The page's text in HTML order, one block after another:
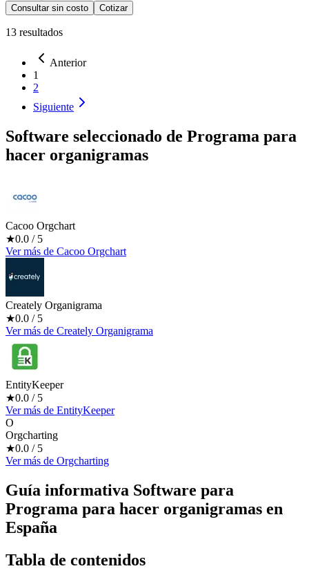
Consultar sin costo Cotizar
13 resultados
Anterior
1
2
Siguiente
Software seleccionado de Programa para
hacer organigramas
Cacoo Orgchart
★0.0 / 5
Ver más de Cacoo Orgchart
Creately Organigrama
★0.0 / 5
Ver más de Creately Organigrama
EntityKeeper
★0.0 / 5
Ver más de EntityKeeper
O
Orgcharting
★0.0 / 5
Ver más de Orgcharting
Guía informativa Software para
Programa para hacer organigramas en
España
Tabla de contenidos